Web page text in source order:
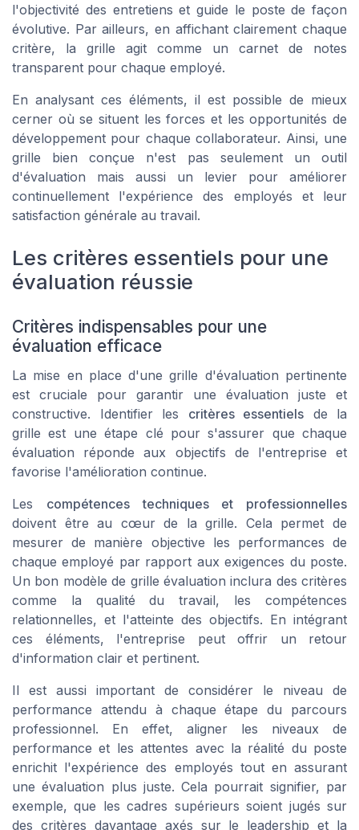
l'objectivité des entretiens et guide le poste de façon
évolutive. Par ailleurs, en affichant clairement chaque
critère, la grille agit comme un carnet de notes
transparent pour chaque employé.
En analysant ces éléments, il est possible de mieux
cerner où se situent les forces et les opportunités de
développement pour chaque collaborateur. Ainsi, une
grille bien conçue n'est pas seulement un outil
d'évaluation mais aussi un levier pour améliorer
continuellement l'expérience des employés et leur
satisfaction générale au travail.
Les critères essentiels pour une
évaluation réussie
Critères indispensables pour une
évaluation efficace
La mise en place d'une grille d'évaluation pertinente
est cruciale pour garantir une évaluation juste et
constructive. Identifier les critères essentiels de la
grille est une étape clé pour s'assurer que chaque
évaluation réponde aux objectifs de l'entreprise et
favorise l'amélioration continue.
Les compétences techniques et professionnelles
doivent être au cœur de la grille. Cela permet de
mesurer de manière objective les performances de
chaque employé par rapport aux exigences du poste.
Un bon modèle de grille évaluation inclura des critères
comme la qualité du travail, les compétences
relationnelles, et l'atteinte des objectifs. En intégrant
ces éléments, l'entreprise peut offrir un retour
d'information clair et pertinent.
Il est aussi important de considérer le niveau de
performance attendu à chaque étape du parcours
professionnel. En effet, aligner les niveaux de
performance et les attentes avec la réalité du poste
enrichit l'expérience des employés tout en assurant
une évaluation plus juste. Cela pourrait signifier, par
exemple, que les cadres supérieurs soient jugés sur
des critères davantage axés sur le leadership et la